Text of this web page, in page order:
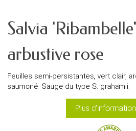
Salvia
arbustive rose
Feuilles semi-persistantes, vert clair,
saumoné. Sauge du type S. grahamii.
Plus